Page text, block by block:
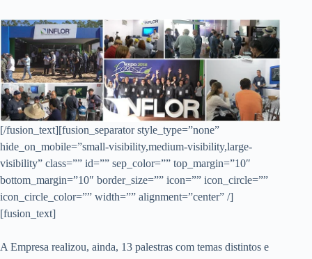
[/fusion_text][fusion_separator style_type=”none”
hide_on_mobile=”small-visibility,medium-visibility,large-
visibility” class=”” id=”” sep_color=”” top_margin=”10″
bottom_margin=”10″ border_size=”” icon=”” icon_circle=””
icon_circle_color=”” width=”” alignment=”center” /]
[fusion_text]
A Empresa realizou, ainda, 13 palestras com temas distintos e